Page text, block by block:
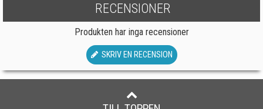
RECENSIONER
Produkten har inga recensioner
SKRIV EN RECENSION